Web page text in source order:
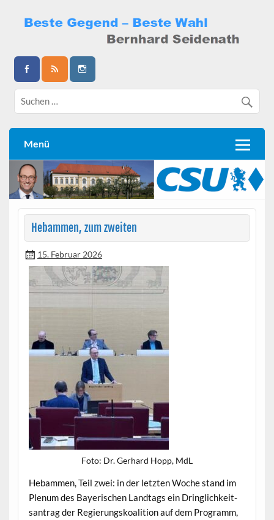
content
Bernhard Seidenath
Menü
Hebammen, zum zweiten
15. Februar 2026
Foto: Dr. Ger­hard Hopp, MdL
Hebam­men, Teil zwei: in der let­zten Woche stand im
Plenum des Bay­erischen Land­tags ein Dringlichkeit­
santrag der Regierungskoali­tion auf dem Pro­gramm,